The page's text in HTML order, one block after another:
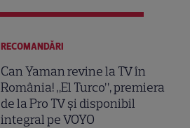
RECOMANDĂRI
Can Yaman revine la TV în
România! „El Turco”, premiera
de la Pro TV și disponibil
integral pe VOYO